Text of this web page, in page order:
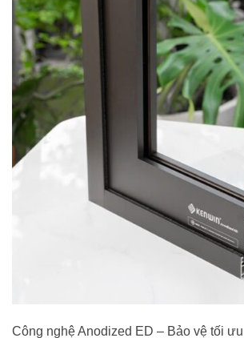
Công nghệ Anodized ED – Bảo vệ tối